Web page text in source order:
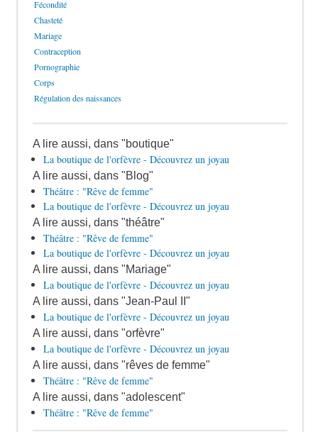
Fécondité
Chasteté
Mariage
Contraception
Pornographie
Corps
Régulation des naissances
A lire aussi, dans "boutique"
La boutique de l'orfèvre - Découvrez un joyau
A lire aussi, dans "Blog"
Théâtre : "Rêve de femme"
La boutique de l'orfèvre - Découvrez un joyau
A lire aussi, dans "théâtre"
Théâtre : "Rêve de femme"
La boutique de l'orfèvre - Découvrez un joyau
A lire aussi, dans "Mariage"
La boutique de l'orfèvre - Découvrez un joyau
A lire aussi, dans "Jean-Paul II"
La boutique de l'orfèvre - Découvrez un joyau
A lire aussi, dans "orfèvre"
La boutique de l'orfèvre - Découvrez un joyau
A lire aussi, dans "rêves de femme"
Théâtre : "Rêve de femme"
A lire aussi, dans "adolescent"
Théâtre : "Rêve de femme"